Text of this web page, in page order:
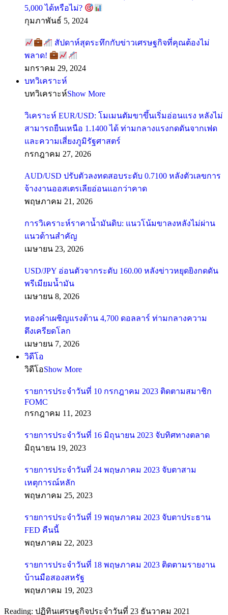
5,000 ได้หรือไม่?
กุมภาพันธ์ 5, 2024
สัปดาห์สุดระทึกกับข่าวเศรษฐกิจที่คุณต้องไม่
พลาด!
มกราคม 29, 2024
บทวิเคราะห์
บทวิเคราะห์Show More
วิเคราะห์ EUR/USD: โมเมนตัมขาขึ้นเริ่มอ่อนแรง หลังไม่
สามารถยืนเหนือ 1.1400 ได้ ท่ามกลางแรงกดดันจากเฟด
และความเสี่ยงภูมิรัฐศาสตร์
กรกฎาคม 27, 2026
AUD/USD ปรับตัวลงทดสอบระดับ 0.7100 หลังตัวเลขการ
จ้างงานออสเตรเลียอ่อนแอกว่าคาด
พฤษภาคม 21, 2026
การวิเคราะห์ราคาน้ำมันดิบ: แนวโน้มขาลงหลังไม่ผ่าน
แนวต้านสำคัญ
เมษายน 23, 2026
USD/JPY อ่อนตัวจากระดับ 160.00 หลังข่าวหยุดยิงกดดัน
พรีเมียมน้ำมัน
เมษายน 8, 2026
ทองคำเผชิญแรงต้าน 4,700 ดอลลาร์ ท่ามกลางความ
ตึงเครียดโลก
เมษายน 7, 2026
วิดีโอ
วิดีโอShow More
รายการประจำวันที่ 10 กรกฎาคม 2023 ติดตามสมาชิก
FOMC
กรกฎาคม 11, 2023
รายการประจำวันที่ 16 มิถุนายน 2023 จับทิศทางตลาด
มิถุนายน 19, 2023
รายการประจำวันที่ 24 พฤษภาคม 2023 จับตาสาม
เหตุการณ์หลัก
พฤษภาคม 25, 2023
รายการประจำวันที่ 19 พฤษภาคม 2023 จับตาประธาน
FED คืนนี้
พฤษภาคม 22, 2023
รายการประจำวันที่ 18 พฤษภาคม 2023 ติดตามรายงาน
บ้านมือสองสหรัฐ
พฤษภาคม 19, 2023
Reading: ปฏิทินเศรษฐกิจประจำวันที่ 23 ธันวาคม 2021